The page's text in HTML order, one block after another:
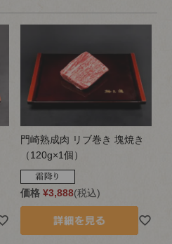
門崎熟成肉 リブ巻き 塊焼き
（120g×1個）
価格 ¥3,888 税込